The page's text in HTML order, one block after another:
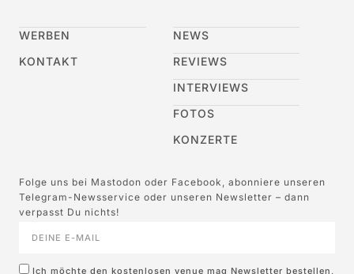
WERBEN
KONTAKT
NEWS
REVIEWS
INTERVIEWS
FOTOS
KONZERTE
Folge uns bei Mastodon oder Facebook, abonniere unseren
Telegram-Newsservice oder unseren Newsletter – dann
verpasst Du nichts!
Ich möchte den kostenlosen venue mag Newsletter bestellen,